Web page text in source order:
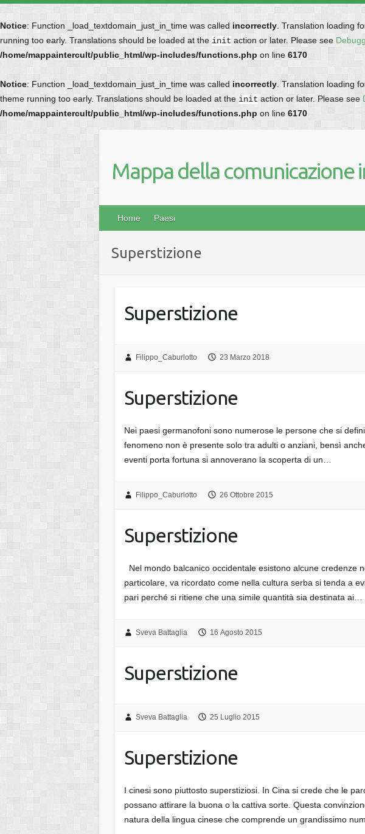
Notice: Function _load_textdomain_just_in_time was called incorrectly . Translation loading
running too early. Translations should be loaded at the init action or later. Please see
/home/mappaintercult/public_html/wp-includes/functions.php on line 6170
Notice: Function _load_textdomain_just_in_time was called incorrectly . Translation loading
theme running too early. Translations should be loaded at the init action or later. Please see
/home/mappaintercult/public_html/wp-includes/functions.php on line 6170
Mappa della
Home Paesi
Superstizione
Superstizione
Filippo_Caburlotto 23 Marzo 2018
Superstizione
Nei paesi germanofoni sono numerose le persone che si
fenomeno non è presente solo tra adulti o anziani, bensì
eventi porta fortuna si annoverano la scoperta di un…
Filippo_Caburlotto 26 Ottobre 2015
Superstizione
Nel mondo balcanico occidentale esistono alcune credenze
particolare, va ricordato come nella cultura serba si tenda a
pari perché si ritiene che una simile quantità sia destinata ai…
Sveva Battaglia 16 Agosto 2015
Superstizione
Sveva Battaglia 25 Luglio 2015
Superstizione
I cinesi sono piuttosto superstiziosi. In Cina si crede che le
possano attirare la buona o la cattiva sorte. Questa
natura della lingua cinese che comprende un grandissimo